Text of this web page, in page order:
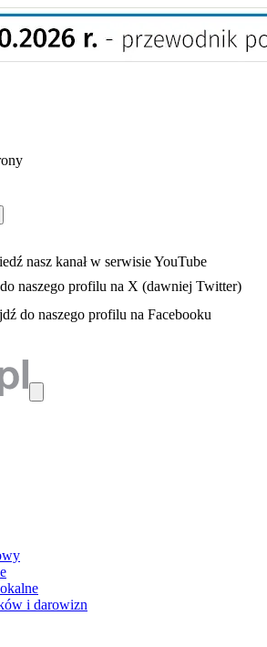
się w nowej karcie
się w nowej karcie
nasz kanał w serwisie YouTube
karcie
naszego profilu na X (dawniej Twitter)
otwiera się w nowej karcie
do naszego profilu na Facebooku
i darowizn